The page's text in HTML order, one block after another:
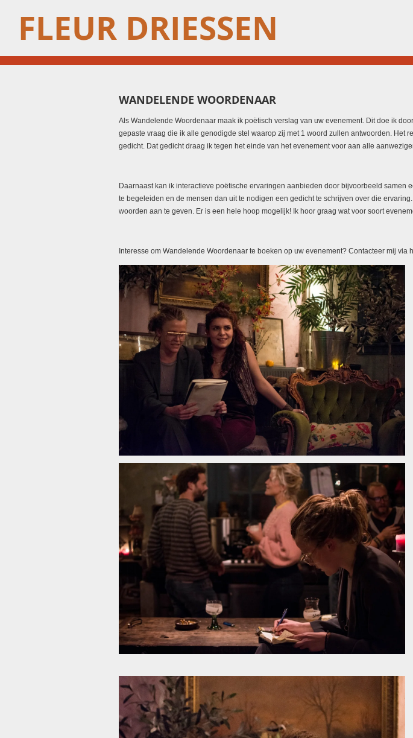
FLEUR DRIESSEN
WANDELENDE WOORDENAAR
Als Wandelende Woordenaar maak ik poëtisch verslag van uw evenement. Dit doe ik
gepaste vraag die ik alle genodigde stel waarop zij met 1 woord zullen antwoorden. Het
gedicht. Dat gedicht draag ik tegen het einde van het evenement voor aan alle
Daarnaast kan ik interactieve poëtische ervaringen aanbieden door bijvoorbeeld
te begeleiden en de mensen dan uit te nodigen een gedicht te schrijven over die
woorden aan te geven. Er is een hele hoop mogelijk! Ik hoor graag wat voor soort
Interesse om Wandelende Woordenaar te boeken op uw evenement? Contacteer mij via